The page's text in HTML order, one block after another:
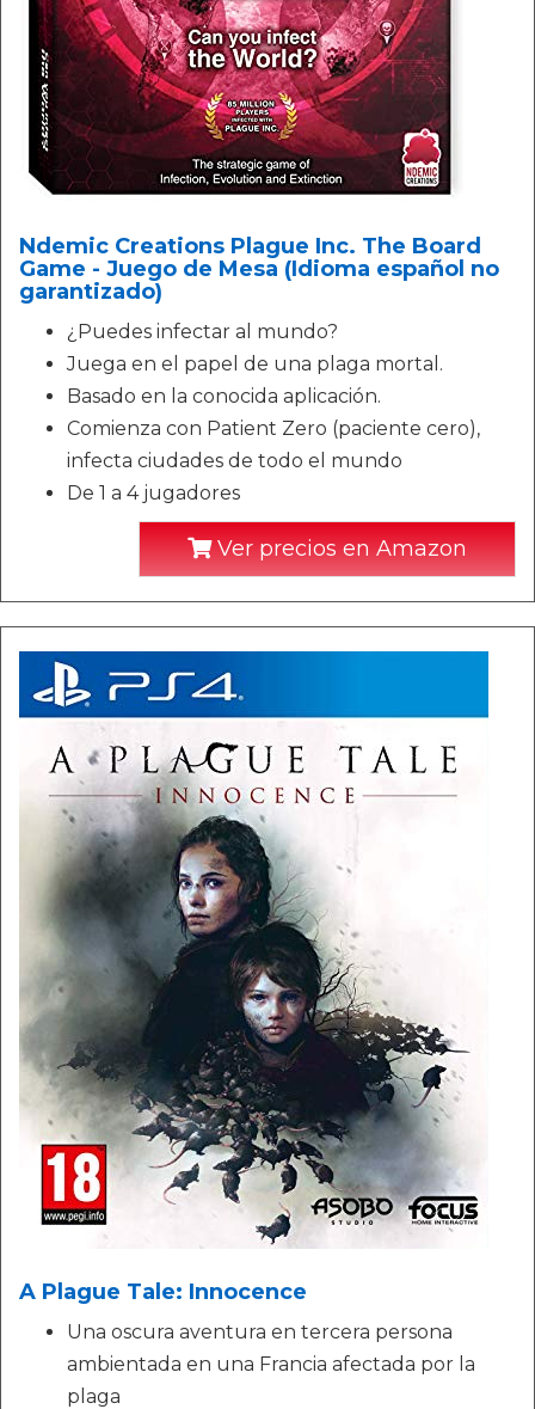
Ndemic Creations Plague Inc. The Board
Game - Juego de Mesa (Idioma español no
garantizado)
¿Puedes infectar al mundo?
Juega en el papel de una plaga mortal.
Basado en la conocida aplicación.
Comienza con Patient Zero (paciente cero),
infecta ciudades de todo el mundo
De 1 a 4 jugadores
Ver precios en Amazon
A Plague Tale: Innocence
Una oscura aventura en tercera persona
ambientada en una Francia afectada por la
plaga